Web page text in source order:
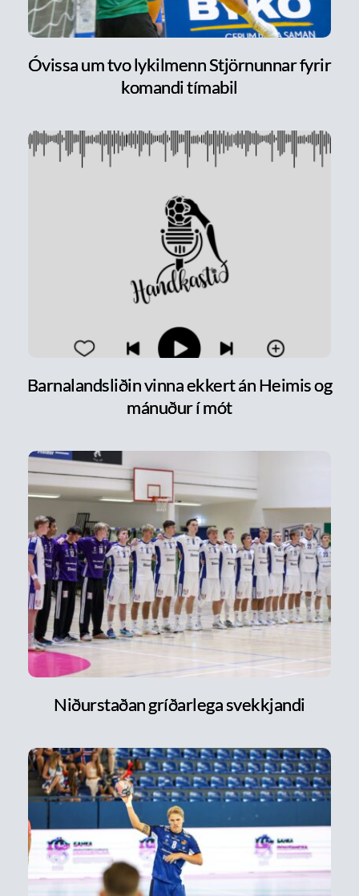
Óvissa um tvo lykilmenn Stjörnunnar fyrir
komandi tímabil
Barnalandsliðin vinna ekkert án Heimis og
mánuður í mót
Niðurstaðan gríðarlega svekkjandi